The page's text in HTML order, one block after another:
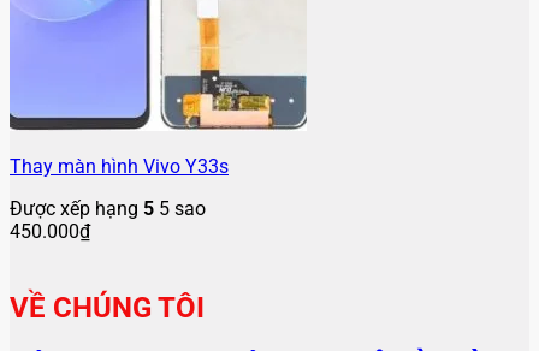
Thay màn hình Vivo Y33s
Được xếp hạng 5 5 sao
450.000₫
VỀ CHÚNG TÔI